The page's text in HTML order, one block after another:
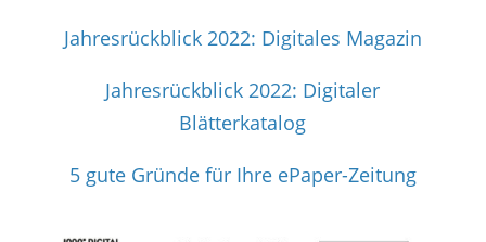
Jahresrückblick 2022: Digitales Magazin
Jahresrückblick 2022: Digitaler
Blätterkatalog
5 gute Gründe für Ihre ePaper-Zeitung